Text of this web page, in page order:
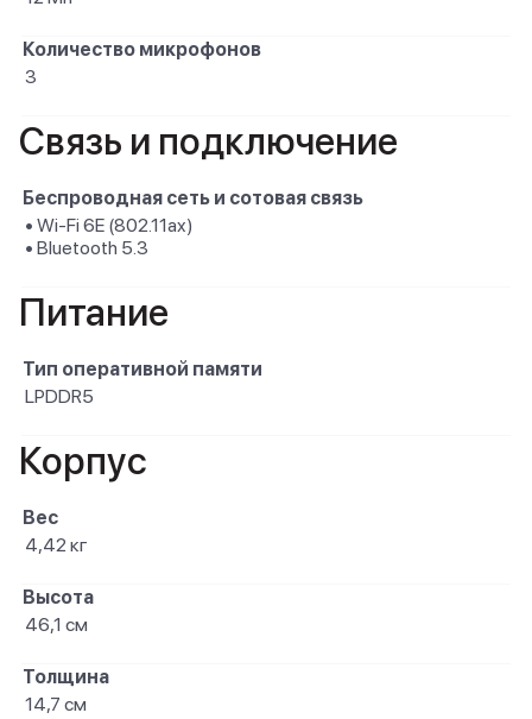
Количество микрофонов
3
Связь и подключение
Беспроводная сеть и сотовая связь
• Wi-Fi 6E (802.11ax)
• Bluetooth 5.3
Питание
Тип оперативной памяти
LPDDR5
Корпус
Вес
4,42 кг
Высота
46,1 см
Толщина
14,7 см